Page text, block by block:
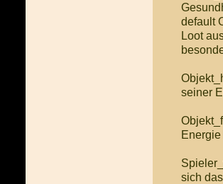
default
Loot
seiner
sich